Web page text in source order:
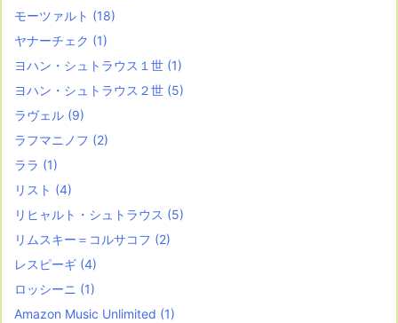
モーツァルト (18)
ヤナーチェク (1)
ヨハン・シュトラウス１世 (1)
ヨハン・シュトラウス２世 (5)
ラヴェル (9)
ラフマニノフ (2)
ララ (1)
リスト (4)
リヒャルト・シュトラウス (5)
リムスキー＝コルサコフ (2)
レスピーギ (4)
ロッシーニ (1)
Amazon Music Unlimited (1)